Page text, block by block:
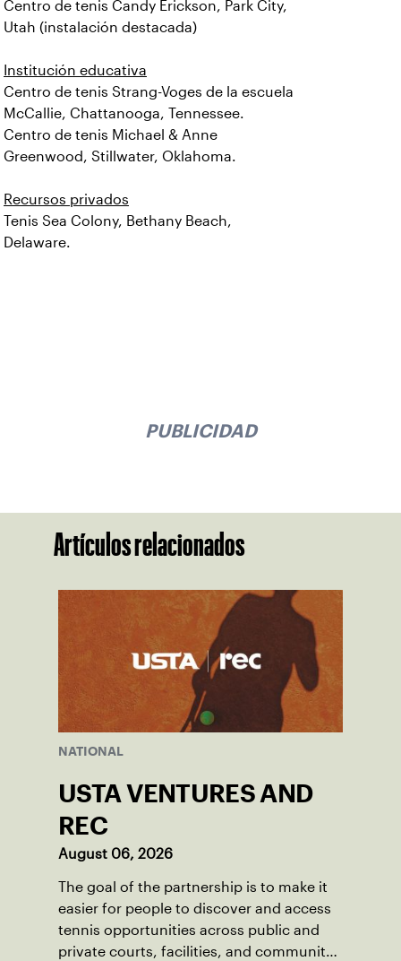
Centro de tenis Candy Erickson, Park City,
Utah (instalación destacada)
Institución educativa
Centro de tenis Strang-Voges de la escuela
McCallie, Chattanooga, Tennessee.
Centro de tenis Michael & Anne
Greenwood, Stillwater, Oklahoma.
Recursos privados
Tenis Sea Colony, Bethany Beach,
Delaware.
PUBLICIDAD
Artículos relacionados
NATIONAL
USTA VENTURES AND
REC
August 06, 2026
The goal of the partnership is to make it
easier for people to discover and access
tennis opportunities across public and
private courts, facilities, and community